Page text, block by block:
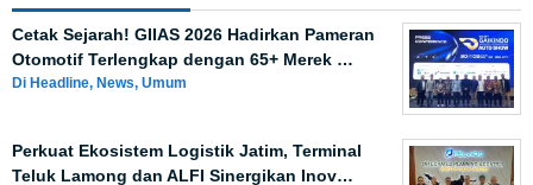
Cetak Sejarah! GIIAS 2026 Hadirkan Pameran
Otomotif Terlengkap dengan 65+ Merek …
Di Headline, News, Umum
Perkuat Ekosistem Logistik Jatim, Terminal
Teluk Lamong dan ALFI Sinergikan Inov…